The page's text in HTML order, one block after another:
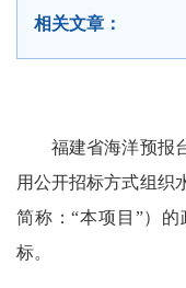
相关文章：
福建省海洋预报台
用公开招标方式组织
简称：“本项目”）
标。